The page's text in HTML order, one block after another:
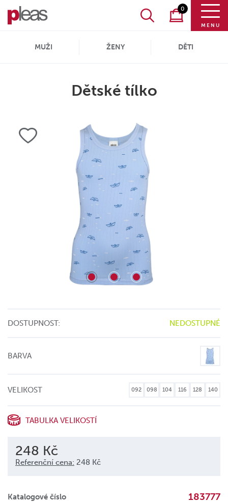
0
MENU
MUŽI ŽENY DĚTI
Dětské tílko
DOSTUPNOST: NEDOSTUPNÉ
BARVA
VELIKOST 092 098 104 116 128 140
TABULKA VELIKOSTÍ
248 Kč
Referenční cena: 248 Kč
Katalogové číslo 183777